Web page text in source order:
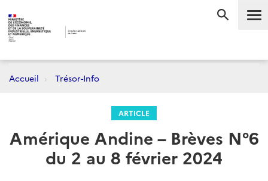
Accueil Trésor-Info
ARTICLE
Amérique Andine – Brèves N°6
du 2 au 8 février 2024